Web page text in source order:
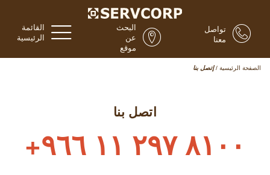
القائمة
الرئيسية
البحث
عن
موقع
تواصل
معنا
الصفحة الرئيسية / إتصل بنا
اتصل بنا
٨١٠٠ ٢٩٧ ١١ ٩٦٦+